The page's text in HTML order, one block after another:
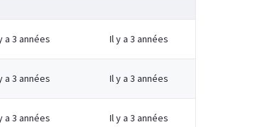
a 3 années Il y a 3 années
a 3 années Il y a 3 années
a 3 années Il y a 3 années